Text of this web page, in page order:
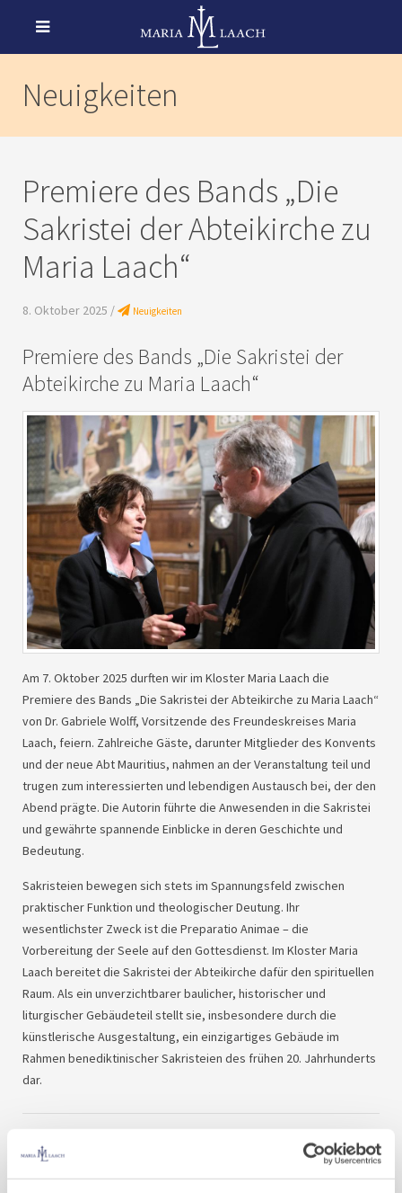
Neuigkeiten
Premiere des Bands „Die
Sakristei der Abteikirche zu
Maria Laach“
8. Oktober 2025 / Neuigkeiten
Premiere des Bands „Die Sakristei der
Abteikirche zu Maria Laach“
Am 7. Oktober 2025 durften wir im Kloster Maria Laach die
Premiere des Bands „Die Sakristei der Abteikirche zu Maria Laach“
von Dr. Gabriele Wolff, Vorsitzende des Freundeskreises Maria
Laach, feiern. Zahlreiche Gäste, darunter Mitglieder des Konvents
und der neue Abt Mauritius, nahmen an der Veranstaltung teil und
trugen zum interessierten und lebendigen Austausch bei, der den
Abend prägte. Die Autorin führte die Anwesenden in die Sakristei
und gewährte spannende Einblicke in deren Geschichte und
Bedeutung.
Sakristeien bewegen sich stets im Spannungsfeld zwischen
praktischer Funktion und theologischer Deutung. Ihr
wesentlichster Zweck ist die Preparatio Animae – die
Vorbereitung der Seele auf den Gottesdienst. Im Kloster Maria
Laach bereitet die Sakristei der Abteikirche dafür den spirituellen
Raum. Als ein unverzichtbarer baulicher, historischer und
liturgischer Gebäudeteil stellt sie, insbesondere durch die
künstlerische Ausgestaltung, ein einzigartiges Gebäude im
Rahmen benediktinischer Sakristeien des frühen 20. Jahrhunderts
dar.
Der Bildband „Die Sakristei der
Abteikirche zu Maria Laach“ liefert eine